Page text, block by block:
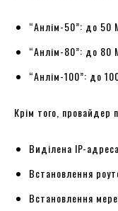
“Анлім-50”: до 50
“Анлім-80”: до 80
“Анлім-100”: до
Крім того, провайдер
Виділена IP-
Встановлення
Встановлення